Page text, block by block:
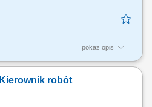
pokaż opis
budowy; Koordynacja prac własnych
Analiza techniczna i kontrola
prac z wymogami prawnymi i
robót